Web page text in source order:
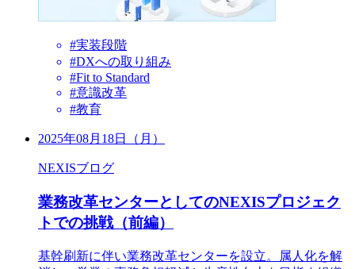
#実装段階
#DXへの取り組み
#Fit to Standard
#意識改革
#教育
2025年08月18日（月）
NEXISブログ
業務改革センターとしてのNEXISプロジェク
トでの挑戦（前編）
基幹刷新に伴い業務改革センターを設立。属人化を解